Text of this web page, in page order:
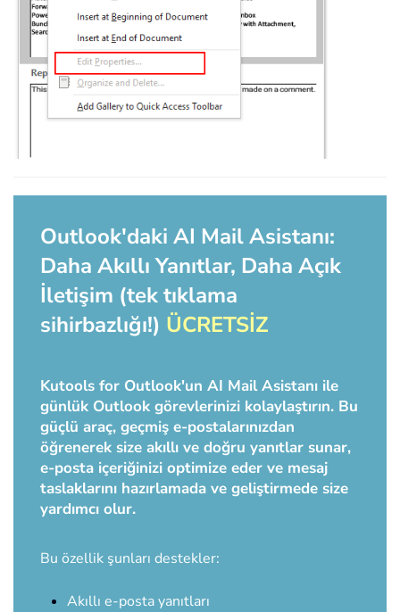
Outlook'daki AI Mail Asistanı:
Daha Akıllı Yanıtlar, Daha Açık
İletişim (tek tıklama
sihirbazlığı!) ÜCRETSİZ
Kutools for Outlook'un AI Mail Asistanı ile
günlük Outlook görevlerinizi kolaylaştırın. Bu
güçlü araç, geçmiş e-postalarınızdan
öğrenerek size akıllı ve doğru yanıtlar sunar,
e-posta içeriğinizi optimize eder ve mesaj
taslaklarını hazırlamada ve geliştirmede size
yardımcı olur.
Bu özellik şunları destekler:
Akıllı e-posta yanıtları